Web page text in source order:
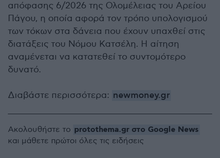
απόφασης 6/2026 της Ολομέλειας του Αρείου
Πάγου, η οποία αφορά τον τρόπο υπολογισμού
των τόκων στα δάνεια που έχουν υπαχθεί στις
διατάξεις του Νόμου Κατσέλη. Η αίτηση
αναμένεται να κατατεθεί το συντομότερο
δυνατό.
Διαβάστε περισσότερα: newmoney.gr
Ακολουθήστε το protothema.gr στο Google News
και μάθετε πρώτοι όλες τις ειδήσεις